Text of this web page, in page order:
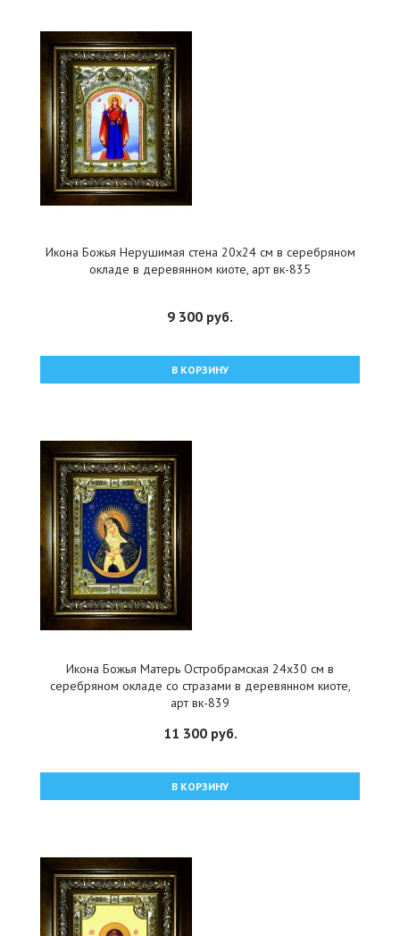
Икона Божья Нерушимая стена 20x24 см в серебряном
окладе в деревянном киоте, арт вк-835
9 300 руб.
В КОРЗИНУ
Икона Божья Матерь Остробрамская 24x30 см в
серебряном окладе со стразами в деревянном киоте,
арт вк-839
11 300 руб.
В КОРЗИНУ